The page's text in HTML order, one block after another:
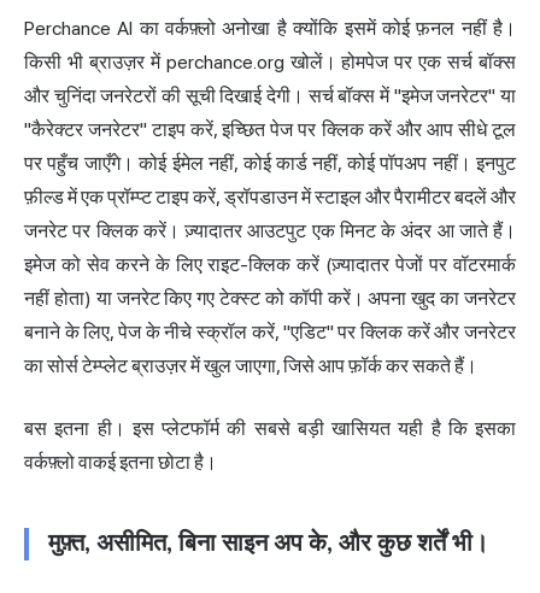
Perchance AI का वर्कफ़्लो अनोखा है क्योंकि इसमें कोई फ़नल नहीं है।
किसी भी ब्राउज़र में perchance.org खोलें। होमपेज पर एक सर्च बॉक्स
और चुनिंदा जनरेटरों की सूची दिखाई देगी। सर्च बॉक्स में "इमेज जनरेटर" या
"कैरेक्टर जनरेटर" टाइप करें, इच्छित पेज पर क्लिक करें और आप सीधे टूल
पर पहुँच जाएँगे। कोई ईमेल नहीं, कोई कार्ड नहीं, कोई पॉपअप नहीं। इनपुट
फ़ील्ड में एक प्रॉम्प्ट टाइप करें, ड्रॉपडाउन में स्टाइल और पैरामीटर बदलें और
जनरेट पर क्लिक करें। ज़्यादातर आउटपुट एक मिनट के अंदर आ जाते हैं।
इमेज को सेव करने के लिए राइट-क्लिक करें (ज़्यादातर पेजों पर वॉटरमार्क
नहीं होता) या जनरेट किए गए टेक्स्ट को कॉपी करें। अपना खुद का जनरेटर
बनाने के लिए, पेज के नीचे स्क्रॉल करें, "एडिट" पर क्लिक करें और जनरेटर
का सोर्स टेम्प्लेट ब्राउज़र में खुल जाएगा, जिसे आप फ़ॉर्क कर सकते हैं।
बस इतना ही। इस प्लेटफॉर्म की सबसे बड़ी खासियत यही है कि इसका
वर्कफ़्लो वाकई इतना छोटा है।
मुफ़्त, असीमित, बिना साइन अप के, और कुछ शर्तें भी।